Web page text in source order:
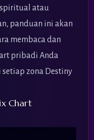
spiritual atau
panduan ini akan
membaca dan
pribadi Anda
zona Destiny
Chart